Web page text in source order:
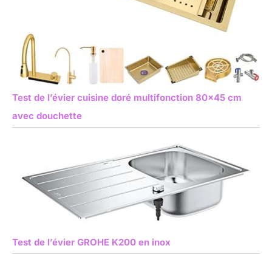
Test de l’évier cuisine doré multifonction 80×45 cm
avec douchette
Test de l’évier GROHE K200 en inox